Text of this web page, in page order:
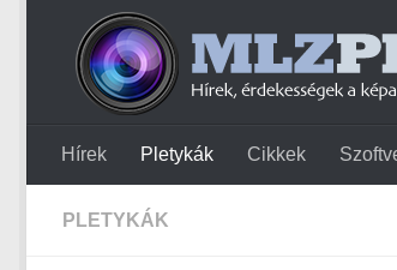
Hírek Pletykák Cikkek
PLETYKÁK